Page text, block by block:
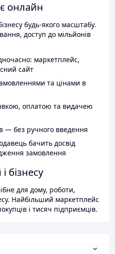
онлайн
будь-якого масштабу.
доступ до мільйонів
маркетплейс,
сайт
та цінами в
оплатою та видачею
— без ручного введення
бачить досвід
замовлення
бізнесу
для дому, роботи,
Найбільший маркетплейс
і тисяч підприємців.